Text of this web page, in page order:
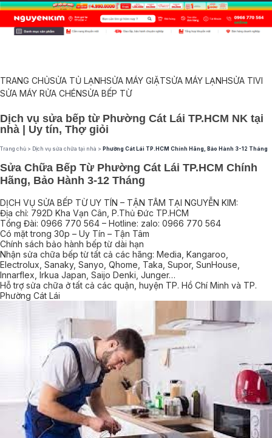
TRANG CHỦSỬA TỦ LẠNHSỬA MÁY GIẶTSỬA MÁY LẠNHSỬA TIVI
SỬA MÁY RỬA CHÉNSỬA BẾP TỪ
Dịch vụ sửa bếp từ Phường Cát Lái TP.HCM NK tại
nhà | Uy tín, Thợ giỏi
Trang chủ > Dịch vụ sửa chữa tại nhà > Phường Cát Lái TP.HCM Chính Hãng, Bảo Hành 3-12 Tháng
Sửa Chữa Bếp Từ Phường Cát Lái TP.HCM Chính
Hãng, Bảo Hành 3-12 Tháng
DỊCH VỤ SỬA BẾP TỪ UY TÍN – TẬN TÂM TẠI NGUYỄN KIM:
Địa chỉ: 792D Kha Vạn Cân, P.Thủ Đức TP.HCM
Tổng Đài: 0966 770 564 – Hotline: zalo: 0966 770 564
Có mặt trong 30p – Uy Tín – Tận Tâm
Chính sách bảo hành bếp từ dài hạn
Nhận sửa chữa bếp từ tất cả các hãng: Media, Kangaroo,
Electrolux, Sanaky, Sanyo, Qhome, Taka, Supor, SunHouse,
Innarflex, Irkua Japan, Saijo Denki, Junger…
Hỗ trợ sửa chữa ở tất cả các quận, huyện TP. Hồ Chí Minh và TP.
Phường Cát Lái